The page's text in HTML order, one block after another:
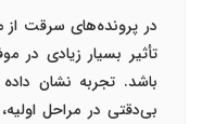
در پرونده‌های سرقت از
تأثیر بسیار زیادی در
باشد. تجربه نشان
بی‌دقتی در مراحل